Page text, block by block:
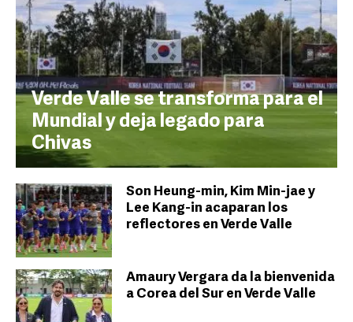
Verde Valle se transforma para el
Mundial y deja legado para
Chivas
Son Heung-min, Kim Min-jae y
Lee Kang-in acaparan los
reflectores en Verde Valle
Amaury Vergara da la bienvenida
a Corea del Sur en Verde Valle